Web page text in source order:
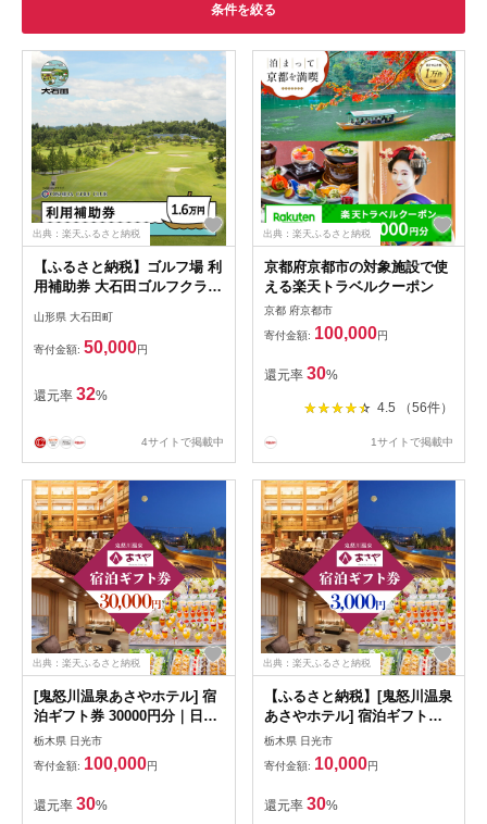
条件を絞る
出典：楽天ふるさと納税
【ふるさと納税】ゴルフ場 利
用補助券 大石田ゴルフクラブ
山形県 大石田町
寄付金額: 50,000円
還元率 32%
4サイトで掲載中
出典：楽天ふるさと納税
京都府京都市の対象施設で使
える楽天トラベルクーポン
京都 府京都市
寄付金額: 100,000円
還元率 30%
4.5 （56件）
1サイトで掲載中
出典：楽天ふるさと納税
[鬼怒川温泉あさやホテル] 宿
泊ギフト券 30000円分｜日光
市 旅行券 宿泊券 観光 旅行
ホテル リゾート グルメ レジ
ャー トラベル 宿泊 ビジネス
出張 チケット クーポン 宿泊
予約 人気 おすすめ 夏休み 紅
栃木県 日光市
寄付金額: 100,000円
還元率 30%
出典：楽天ふるさと納税
【ふるさと納税】[鬼怒川温泉
あさやホテル] 宿泊ギフト券
3000円分｜日光市 旅行券 宿
泊券 観光 旅行 ホテル リゾー
ト グルメ レジャー トラベル
宿泊 ビジネス 出張 チケット
クーポン 宿泊予約 人気 おす
栃木県 日光市
寄付金額: 10,000円
還元率 30%